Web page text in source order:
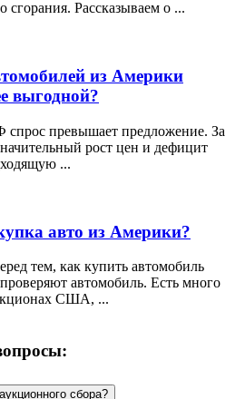
сгорания. Рассказываем о ...
из Америки
выгодной?
превышает предложение. За
рост цен и дефицит
...
авто из Америки?
тем, как купить автомобиль
автомобиль. Есть много
США, ...
сбора?